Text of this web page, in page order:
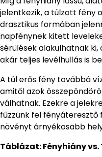
jelentkezik, a túlzott fény
drasztikus formában
napfénynek kitett
sérülések alakulhatnak ki,
akár teljes levélhullás is
A túl erős fény továbbá
amitől azok
válhatnak. Ezekre a
fűzzünk fel fényáteresztő
növényt árnyékosabb
Táblázat: Fényhiány